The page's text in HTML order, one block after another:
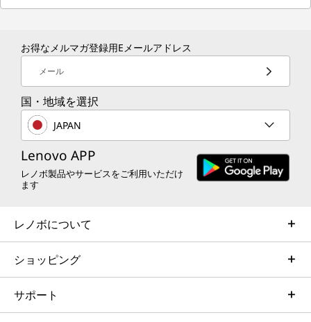
お得なメルマガ登録用Eメールアドレス
メール
国・地域を選択
JAPAN
Lenovo APP
レノボ製品やサービスをご利用いただけ
ます
レノボについて
ショッピング
サポート